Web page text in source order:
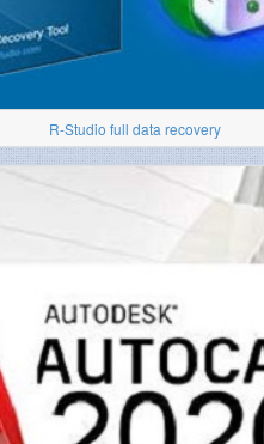
R-Studio full data recovery